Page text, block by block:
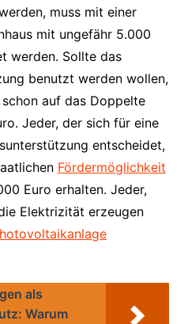
muss mit einer
mit ungefähr 5.000
werden. Sollte das
benutzt werden wollen,
auf das Doppelte
Jeder, der sich für eine
entscheidet,
Fördermöglichkeit
Euro erhalten. Jeder,
Elektrizität erzeugen
als
Warum